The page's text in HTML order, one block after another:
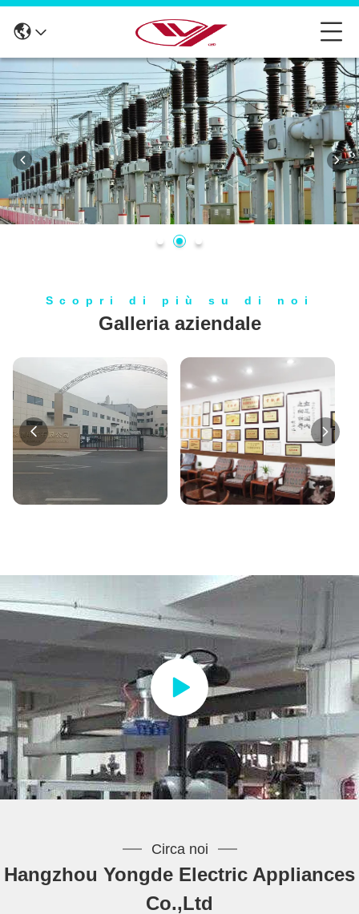
Scopri di più su di noi
Galleria aziendale
Circa noi
Hangzhou Yongde Electric Appliances
Co.,Ltd